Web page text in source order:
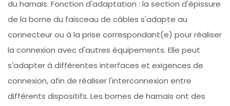
du harnais. Fonction d'adaptation : la section d'épissure
de la borne du faisceau de câbles s'adapte au
connecteur ou à la prise correspondant(e) pour réaliser
la connexion avec d'autres équipements. Elle peut
s'adapter à différentes interfaces et exigences de
connexion, afin de réaliser l'interconnexion entre
différents dispositifs. Les bornes de harnais ont des